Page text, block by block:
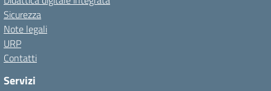
Sicurezza
Note legali
URP
Contatti
Servizi